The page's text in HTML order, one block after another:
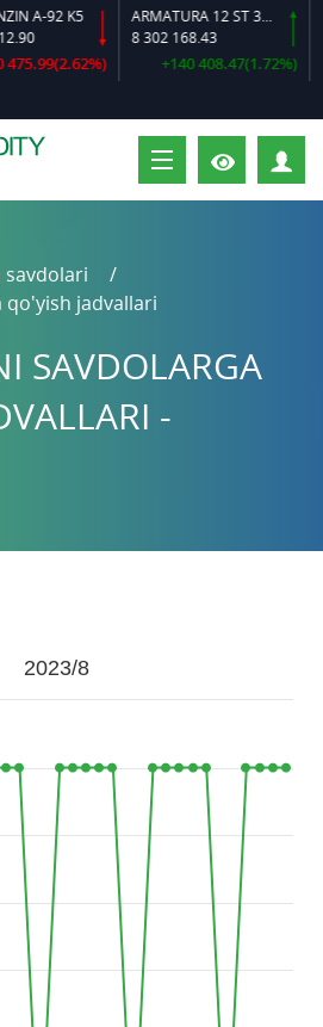
A-92 K5
ARMATURA 12 ST 35 GS O‘LCHAMLI
8 302 168.43
+140 408.47(1.72%)
savdolari
qo'yish jadvallari
SAVDOLARGA
-
2023/8